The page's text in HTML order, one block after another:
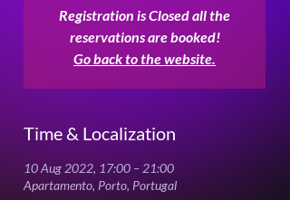
Registration is Closed all the
reservations are booked!
Go back to the website.
Time & Localization
10 Aug 2022, 17:00 – 21:00
Apartamento, Porto, Portugal